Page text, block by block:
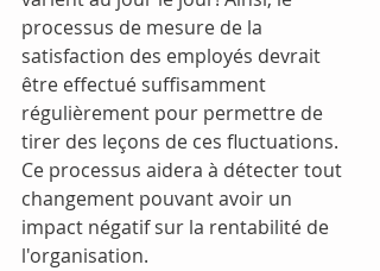
processus de mesure de la
satisfaction des employés devrait
être effectué suffisamment
régulièrement pour permettre de
tirer des leçons de ces fluctuations.
Ce processus aidera à détecter tout
changement pouvant avoir un
impact négatif sur la rentabilité de
l'organisation.